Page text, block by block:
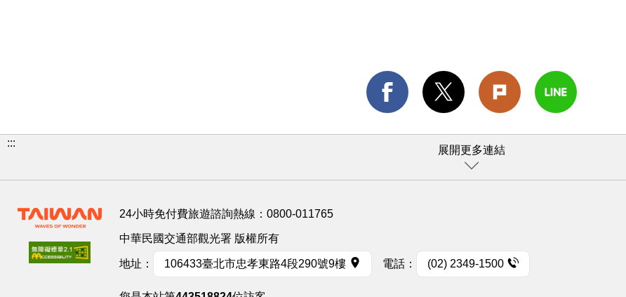
:::
展開更多連結
24小時免付費旅遊諮詢熱線： 0800-011765
中華民國交通部觀光署 版權所有
地址： 106433臺北市忠孝東路4段290號9樓 電話： (02) 2349-1500